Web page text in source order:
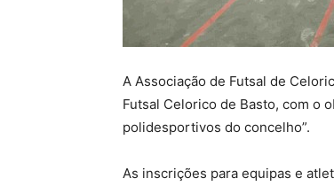
A Associação de Futsal de
Futsal Celorico de Basto, com o
polidesportivos do concelho”.
As inscrições para equipas e